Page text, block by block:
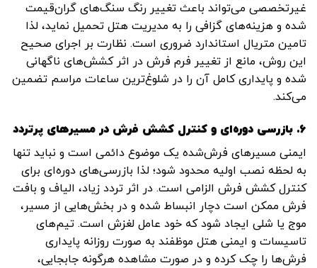
غیرتخصصی می‌تواند باعث تغییر رنگ سنگ‌های گران‌قیمت
شده و هزینه‌های گزافی را به مدیریت هتل تحمیل نماید، لذا
تامین متریال استاندارد ضروری است. نظارت بر اجرای صحیح
این روش، مانع از تغییر فرم فرش در اثر کشش‌های ناگهانی
شده و پایداری کامل آن را در شلوغ‌ترین ساعات مراسم تضمین
می‌کند.
۶. بازرسی دوره‌ای و کنترل کشش فرش در مسیرهای پرتردد
ایمنی مسیرهای فرش‌شده یک موضوع دائمی است و نباید تنها
به لحظه نصب اولیه محدود شود؛ لذا بازرسی‌های دوره‌ای برای
کنترل کشش فرش الزامی است. در اثر تردد زیاد، الیاف و بافت
فرش ممکن است دچار انبساط شده و در بخش‌هایی از مسیر،
موج یا شلی ایجاد شود که خود عامل لغزش است. تیم‌های
تاسیسات و ایمنی هتل موظفند به صورت روزانه پایداری
فرش‌ها را چک کرده و در صورت مشاهده هرگونه جابجایی،